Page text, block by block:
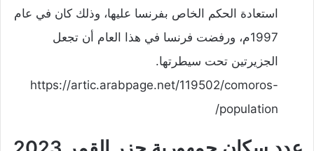
استعادة الحكم الخاص بفرنسا عليها، وذلك كان في عام
1997م، ورفضت فرنسا في هذا العام أن تجعل
الجزيرتين تحت سيطرتها.
https://artic.arabpage.net/119502/comoros-
population/